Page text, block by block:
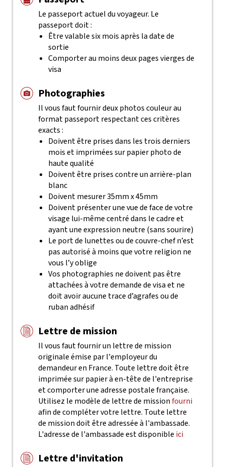
Le passeport actuel du voyageur. Le
passeport doit :
Être valable six mois après la date de
sortie
Comporter au moins deux pages vierges de
visa
Photographies
Il vous faut fournir deux photos couleur au
format passeport respectant ces critères
exacts :
Doivent être prises dans les trois derniers
mois et imprimées sur papier photo de
haute qualité
Doivent être prises contre un arrière-plan
blanc
Doivent mesurer 35mm x 45mm
Doivent présenter une vue de face de votre
visage lui-même centré dans le cadre et
ayant une expression neutre (sans sourire)
Le port de lunettes ou de couvre-chef n’est
pas autorisé à moins que votre religion ne
vous l’y oblige
Vos photographies ne doivent pas être
attachées à votre demande de visa et ne
doit avoir aucune trace d’agrafes ou de
ruban adhésif
Lettre de mission
Il vous faut fournir un lettre de mission
originale émise par l'employeur du
demandeur en France. Toute lettre doit être
imprimée sur papier à en-tête de l'entreprise
et comporter une adresse postale française.
Utilisez le modèle de lettre de missionfourni
afin de compléter votre lettre. Toute lettre
de mission doit être adressée à l'ambassade.
L'adresse de l'ambassade est disponible ici
Lettre d'invitation